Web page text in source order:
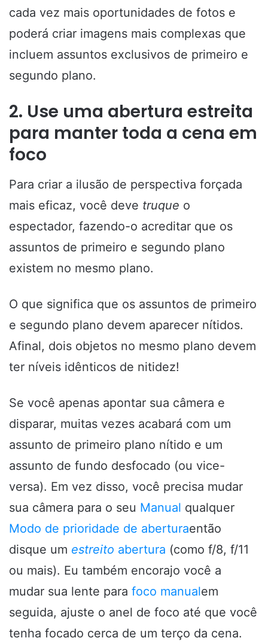
cada vez mais oportunidades de fotos e
poderá criar imagens mais complexas que
incluem assuntos exclusivos de primeiro e
segundo plano.
2. Use uma abertura estreita
para manter toda a cena em
foco
Para criar a ilusão de perspectiva forçada
mais eficaz, você deve truque o
espectador, fazendo-o acreditar que os
assuntos de primeiro e segundo plano
existem no mesmo plano.
O que significa que os assuntos de primeiro
e segundo plano devem aparecer nítidos.
Afinal, dois objetos no mesmo plano devem
ter níveis idênticos de nitidez!
Se você apenas apontar sua câmera e
disparar, muitas vezes acabará com um
assunto de primeiro plano nítido e um
assunto de fundo desfocado (ou vice-
versa). Em vez disso, você precisa mudar
sua câmera para o seu Manual qualquer
Modo de prioridade de aberturaentão
disque um estreito abertura (como f/8, f/11
ou mais). Eu também encorajo você a
mudar sua lente para foco manualem
seguida, ajuste o anel de foco até que você
tenha focado cerca de um terço da cena.